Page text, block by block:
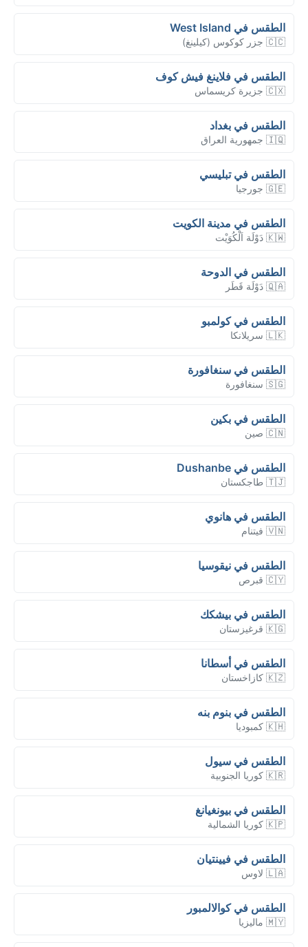
الطقس في West Island
🇨🇨 جزر كوكوس (كيلينغ)
الطقس في فلاينغ فيش كوف
🇨🇽 جزيرة كريسماس
الطقس في بغداد
🇮🇶 جمهورية العراق
الطقس في تبليسي
🇬🇪 جورجيا
الطقس في مدينة الكويت
🇰🇼 دَوْلَة اَلْكُوَيْت
الطقس في الدوحة
🇶🇦 دَوْلَة قَطَر
الطقس في كولمبو
🇱🇰 سريلانكا
الطقس في سنغافورة
🇸🇬 سنغافورة
الطقس في بكين
🇨🇳 صين
الطقس في Dushanbe
🇹🇯 طاجكستان
الطقس في هانوي
🇻🇳 فيتنام
الطقس في نيقوسيا
🇨🇾 قبرص
الطقس في بيشكك
🇰🇬 قرغيزستان
الطقس في أسطانا
🇰🇿 كازاخستان
الطقس في بنوم بنه
🇰🇭 كمبوديا
الطقس في سيول
🇰🇷 كوريا الجنوبية
الطقس في بيونغيانغ
🇰🇵 كوريا الشمالية
الطقس في فيينتيان
🇱🇦 لاوس
الطقس في كوالالمبور
🇲🇾 ماليزيا